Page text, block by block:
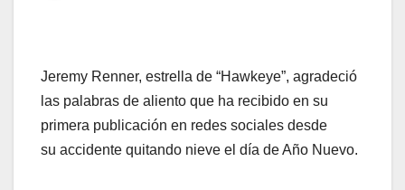
Jeremy Renner, estrella de “Hawkeye”, agradeció
las palabras de aliento que ha recibido en su
primera publicación en redes sociales desde
su accidente quitando nieve el día de Año Nuevo.